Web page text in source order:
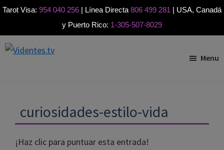
Tarot Visa: 954 040 256 | Línea Directa 806 499 281 | USA, Canadá
y Puerto Rico: 1-305-507-8029
Skip
Skip
Skip
teléfono
Menu
curiosidades-estilo-vida
¡Haz clic para puntuar esta entrada!